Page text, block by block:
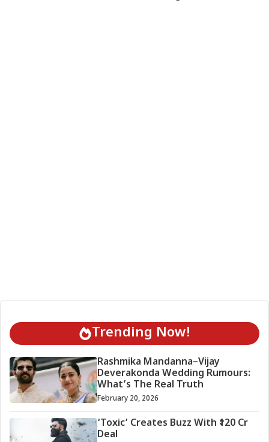
Trending Now!
Rashmika Mandanna–Vijay
Deverakonda Wedding Rumours:
What’s The Real Truth
February 20, 2026
‘Toxic’ Creates Buzz With ₹120 Cr
Deal